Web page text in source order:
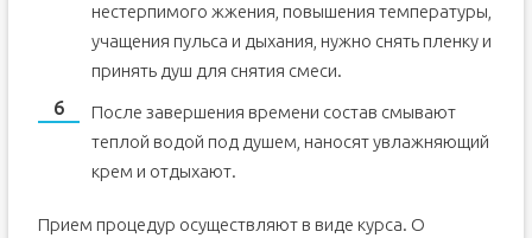
нестерпимого жжения, повышения температуры,
учащения пульса и дыхания, нужно снять пленку и
принять душ для снятия смеси.
После завершения времени состав смывают
теплой водой под душем, наносят увлажняющий
крем и отдыхают.
Прием процедур осуществляют в виде курса. О